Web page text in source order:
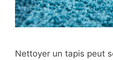
Nettoyer un tapis peut